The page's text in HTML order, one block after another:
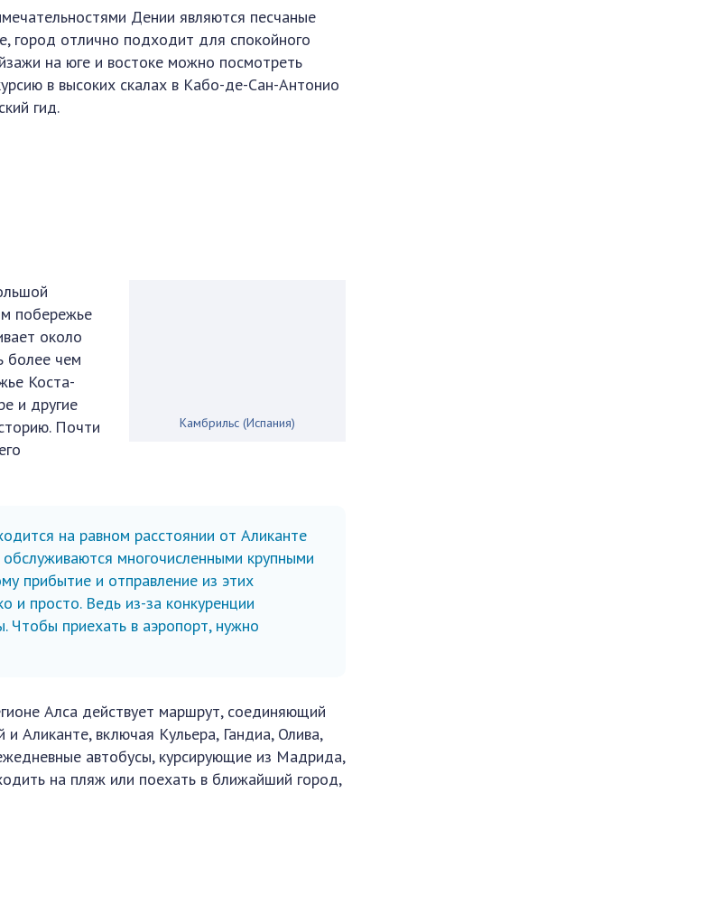
Дении являются песчаные
город отлично подходит для спокойного
на юге и востоке можно посмотреть
в высоких скалах в Кабо-де-Сан-Антонио
гид.
Камбрильс (Испания)
побережье
около
более чем
Коста-
и другие
Почти
на равном расстоянии от Аликанте
многочисленными крупными
прибытие и отправление из этих
и просто. Ведь из-за конкуренции
Чтобы приехать в аэропорт, нужно
Алса действует маршрут, соединяющий
Аликанте, включая Кульера, Гандиа, Олива,
автобусы, курсирующие из Мадрида,
на пляж или поехать в ближайший город,